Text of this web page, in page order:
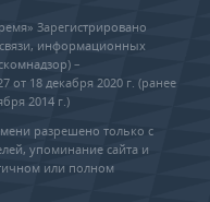
Зарегистрировано
информационных
–
18 декабря 2020 г. (ранее
2014 г.)
разрешено только с
упоминание сайта и
или полном